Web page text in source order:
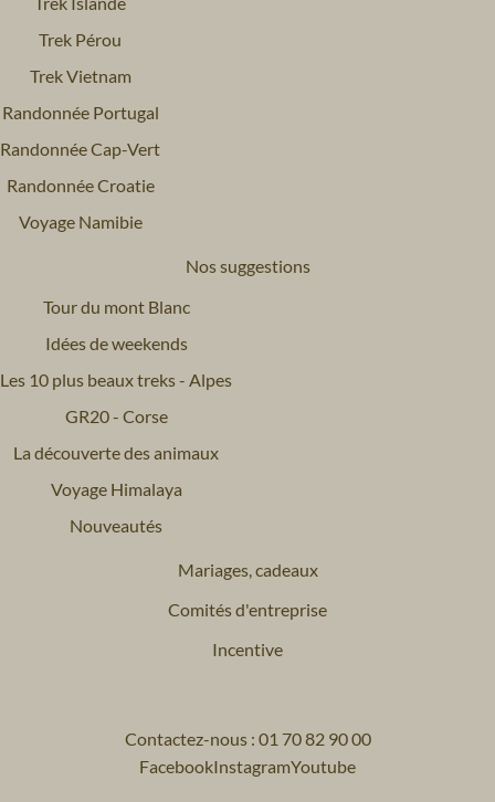
Trek Pérou
Trek Vietnam
Randonnée Portugal
Randonnée Cap-Vert
Randonnée Croatie
Voyage Namibie
Nos suggestions
Tour du mont Blanc
Idées de weekends
Les 10 plus beaux treks - Alpes
GR20 - Corse
La découverte des animaux
Voyage Himalaya
Nouveautés
Mariages, cadeaux
Comités d'entreprise
Incentive
Contactez-nous : 01 70 82 90 00
FacebookInstagramYoutube